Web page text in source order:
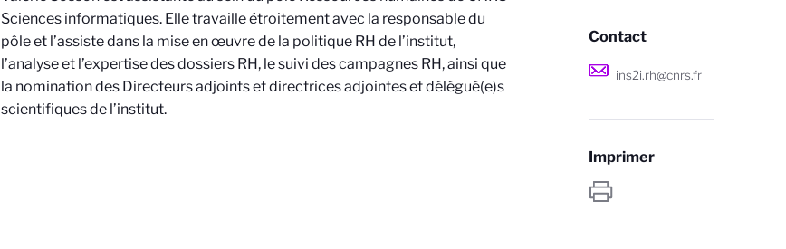
Sciences informatiques. Elle travaille étroitement avec la responsable du
pôle et l’assiste dans la mise en œuvre de la politique RH de l’institut,
l’analyse et l’expertise des dossiers RH, le suivi des campagnes RH, ainsi que
la nomination des Directeurs adjoints et directrices adjointes et délégué(e)s
scientifiques de l’institut.
Contact
ins2i.rh@cnrs.fr
Imprimer